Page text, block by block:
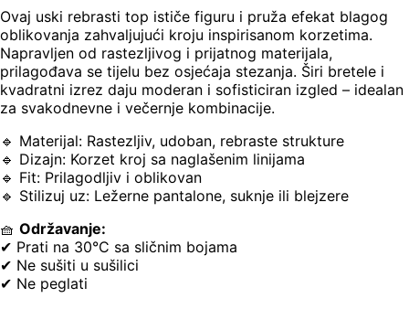
Ovaj uski rebrasti top ističe figuru i pruža efekat blagog
oblikovanja zahvaljujući kroju inspirisanom korzetima.
Napravljen od rastezljivog i prijatnog materijala,
prilagođava se tijelu bez osjećaja stezanja. Širi bretele i
kvadratni izrez daju moderan i sofisticiran izgled – idealan
za svakodnevne i večernje kombinacije.
🔹 Materijal: Rastezljiv, udoban, rebraste strukture
🔹 Dizajn: Korzet kroj sa naglašenim linijama
🔹 Fit: Prilagodljiv i oblikovan
🔹 Stilizuj uz: Ležerne pantalone, suknje ili blejzere
🧺 Održavanje:
✔ Prati na 30°C sa sličnim bojama
✔ Ne sušiti u sušilici
✔ Ne peglati